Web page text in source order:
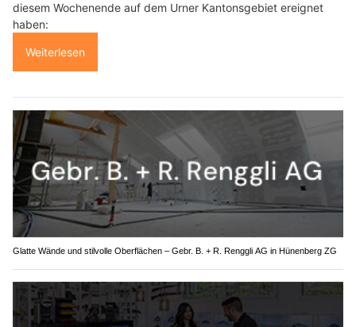
diesem Wochenende auf dem Urner Kantonsgebiet ereignet
haben:
Weiterlesen
Glatte Wände und stilvolle Oberflächen – Gebr. B. + R. Renggli AG in Hünenberg ZG